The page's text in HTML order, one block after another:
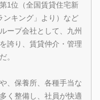
1位（全国賃貸住宅新
ンキング」より）など
ープ会社として、九州
誇り、賃貸仲介・管理
。
、保養所、各種手当な
く整備し、社員が快適